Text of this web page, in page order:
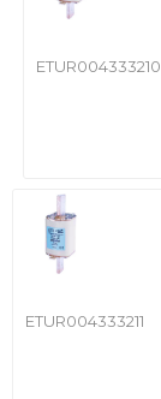
ETUR004333210
ETUR004333211